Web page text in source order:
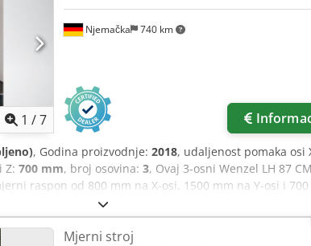
1 /7
Njemačka 740 km
, Godina proizvodnje: 2018, udaljenost pomaka osi
Z: 700 mm, broj osovina: 3, Ovaj 3-osni Wenzel LH 87
raspon od 800 mm na X-osi, 1500 mm na Y-osi i 700
modulima, uključujući WM Quartis GEO i WM
Ako tražite visokokvalitetne mjerne
na prodaju. Kontaktirajte nas za više detalja. •
Mjerni stroj